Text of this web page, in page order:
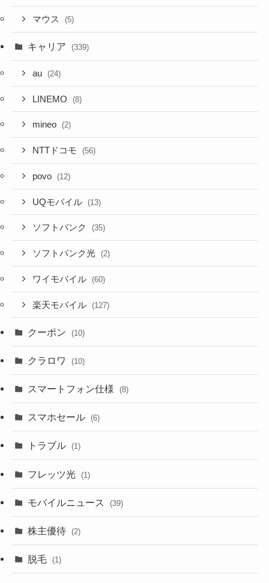
マウス (5)
キャリア (339)
au (24)
LINEMO (8)
mineo (2)
NTTドコモ (56)
povo (12)
UQモバイル (13)
ソフトバンク (35)
ソフトバンク光 (2)
ワイモバイル (60)
楽天モバイル (127)
クーポン (10)
クラロワ (10)
スマートフォン仕様 (8)
スマホセール (6)
トラブル (1)
フレッツ光 (1)
モバイルニュース (39)
株主優待 (2)
脱毛 (1)